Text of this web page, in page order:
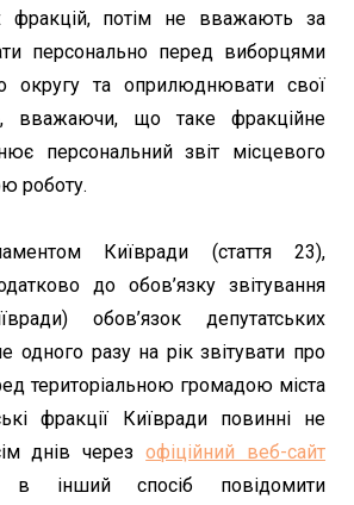
фракцій, потім не вважають за
персонально перед виборцями
округу та оприлюднювати свої
вважаючи, що таке фракційне
персональний звіт місцевого
роботу.
Київради (стаття 23),
до обов’язку звітування
обов’язок депутатських
одного разу на рік звітувати про
територіальною громадою міста
фракції Київради повинні не
днів черезофіційний веб-сайт
інший спосіб повідомити